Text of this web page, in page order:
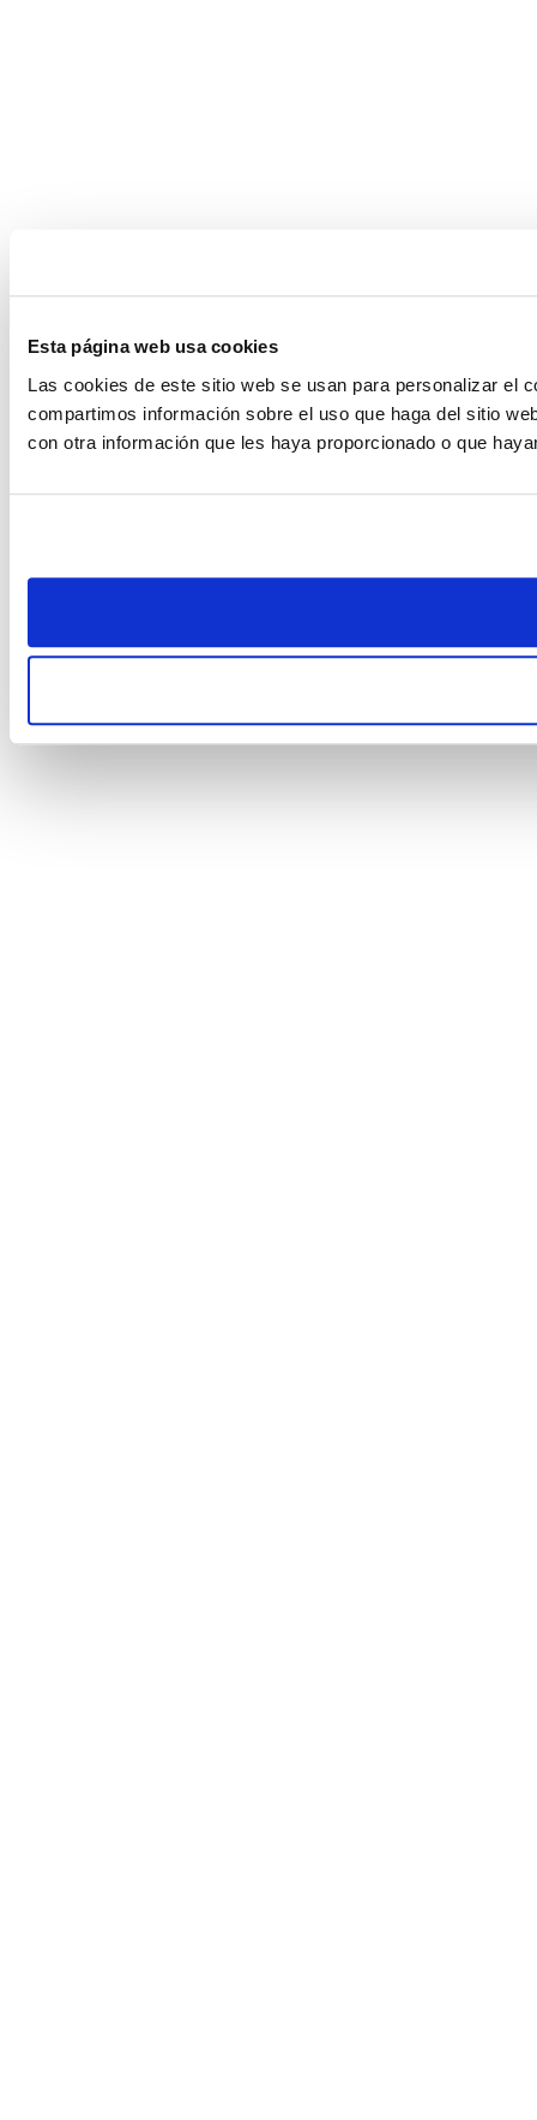
Esta página web usa cookies
Las cookies de este sitio web se usan para personalizar el
compartimos información sobre el uso que haga del sitio
con otra información que les haya proporcionado o que